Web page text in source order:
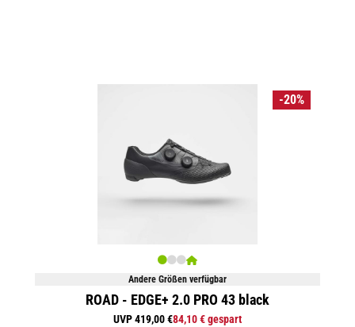
-20%
Andere Größen verfügbar
ROAD - EDGE+ 2.0 PRO 43 black
UVP 419,00 €84,10 € gespart